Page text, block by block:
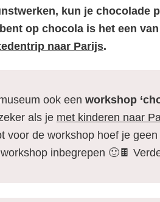
kun je chocolade
op chocola is het een
naar Parijs.
ook een workshop
als je met kinderen naar
voor de workshop hoef je
inbegrepen 🙂🍫